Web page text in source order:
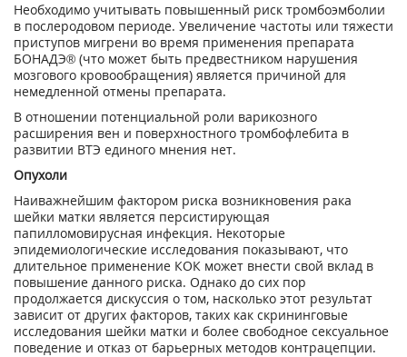
Необходимо учитывать повышенный риск тромбоэмболии
в послеродовом периоде. Увеличение частоты или тяжести
приступов мигрени во время применения препарата
БОНАДЭ® (что может быть предвестником нарушения
мозгового кровообращения) является причиной для
немедленной отмены препарата.
В отношении потенциальной роли варикозного
расширения вен и поверхностного тромбофлебита в
развитии ВТЭ единого мнения нет.
Опухоли
Наиважнейшим фактором риска возникновения рака
шейки матки является персистирующая
папилломовирусная инфекция. Некоторые
эпидемиологические исследования показывают, что
длительное применение КОК может внести свой вклад в
повышение данного риска. Однако до сих пор
продолжается дискуссия о том, насколько этот результат
зависит от других факторов, таких как скрининговые
исследования шейки матки и более свободное сексуальное
поведение и отказ от барьерных методов контрацепции.